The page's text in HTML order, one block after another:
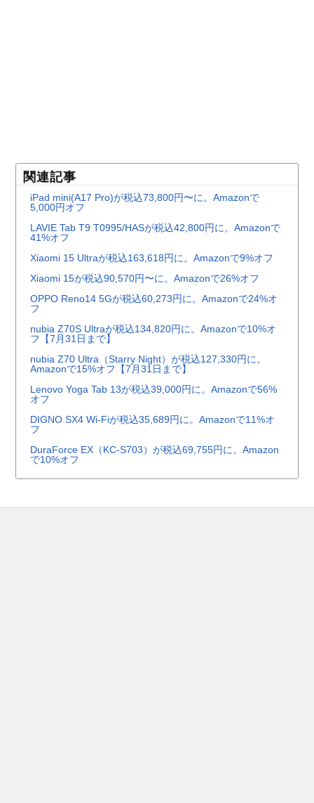
関連記事
iPad mini(A17 Pro)が税込73,800円〜に。Amazonで
5,000円オフ
LAVIE Tab T9 T0995/HASが税込42,800円に。Amazonで
41%オフ
Xiaomi 15 Ultraが税込163,618円に。Amazonで9%オフ
Xiaomi 15が税込90,570円〜に。Amazonで26%オフ
OPPO Reno14 5Gが税込60,273円に。Amazonで24%オ
フ
nubia Z70S Ultraが税込134,820円に。Amazonで10%オ
フ【7月31日まで】
nubia Z70 Ultra（Starry Night）が税込127,330円に。
Amazonで15%オフ【7月31日まで】
Lenovo Yoga Tab 13が税込39,000円に。Amazonで56%
オフ
DIGNO SX4 Wi-Fiが税込35,689円に。Amazonで11%オ
フ
DuraForce EX（KC-S703）が税込69,755円に。Amazon
で10%オフ